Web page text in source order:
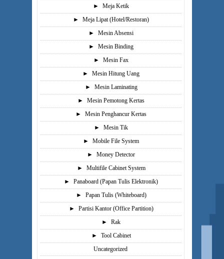
►
Meja Ketik
►
Meja Lipat (Hotel/Restoran)
►
Mesin Absensi
►
Mesin Binding
►
Mesin Fax
►
Mesin Hitung Uang
►
Mesin Laminating
►
Mesin Pemotong Kertas
►
Mesin Penghancur Kertas
►
Mesin Tik
►
Mobile File System
►
Money Detector
►
Multifile Cabinet System
►
Panaboard (Papan Tulis Elektronik)
►
Papan Tulis (Whiteboard)
►
Partisi Kantor (Office Partition)
►
Rak
►
Tool Cabinet
Uncategorized